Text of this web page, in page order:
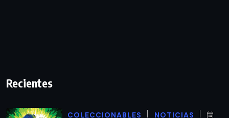
Recientes
COLECCIONABLES NOTICIAS